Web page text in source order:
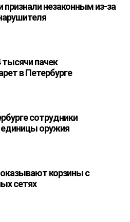
признали незаконным из-за
тысячи пачек
в Петербурге
сотрудники
единицы оружия
корзины с
сетях